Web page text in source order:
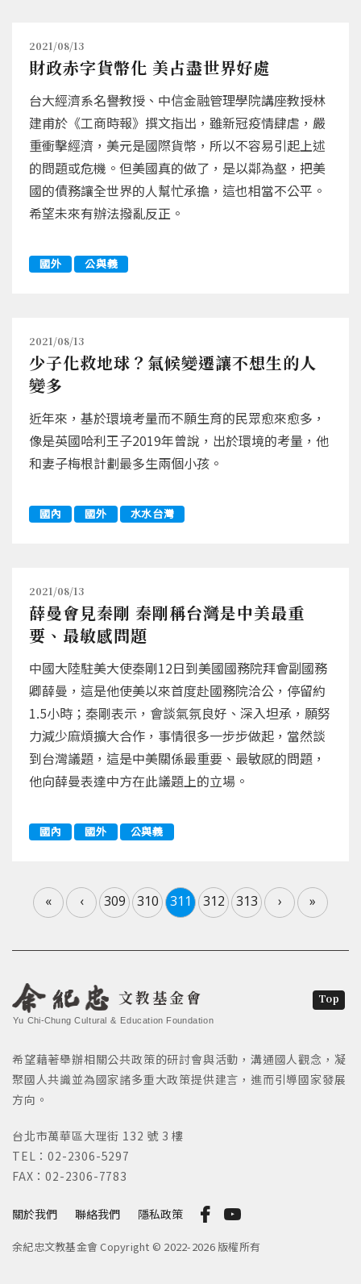
2021/08/13
財政赤字貨幣化 美占盡世界好處
台大經濟系名譽教授、中信金融管理學院講座教授林
建甫於《工商時報》撰文指出，雖新冠疫情肆虐，嚴
重衝擊經濟，美元是國際貨幣，所以不容易引起上述
的問題或危機。但美國真的做了，是以鄰為壑，把美
國的債務讓全世界的人幫忙承擔，這也相當不公平。
希望未來有辦法撥亂反正。
國外 公與義
2021/08/13
少子化救地球？氣候變遷讓不想生的人
變多
近年來，基於環境考量而不願生育的民眾愈來愈多，
像是英國哈利王子2019年曾說，出於環境的考量，他
和妻子梅根計劃最多生兩個小孩。
國內 國外 水水台灣
2021/08/13
薛曼會見秦剛 秦剛稱台灣是中美最重
要、最敏感問題
中國大陸駐美大使秦剛12日到美國國務院拜會副國務
卿薛曼，這是他使美以來首度赴國務院洽公，停留約
1.5小時；秦剛表示，會談氣氛良好、深入坦承，願努
力減少麻煩擴大合作，事情很多一步步做起，當然談
到台灣議題，這是中美關係最重要、最敏感的問題，
他向薛曼表達中方在此議題上的立場。
國內 國外 公與義
« ‹ 309 310 311 312 313 › »
文教基金會
Yu Chi-Chung Cultural & Education Foundation
關於我們 聯絡我們 隱私政策
希望藉著舉辦相關公共政策的研討會與活動，溝通國人觀念，凝
聚國人共識並為國家諸多重大政策提供建言，進而引導國家發展
方向。
台北市萬華區大理街 132 號 3 樓
TEL：02-2306-5297
FAX：02-2306-7783
余紀忠文教基金會 Copyright © 2022-2026 版權所有
Top